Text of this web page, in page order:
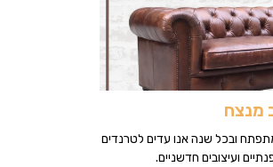
מנצח
ובכל שנה אנו עדים לטרנדים
ועיצובים חדשניים.